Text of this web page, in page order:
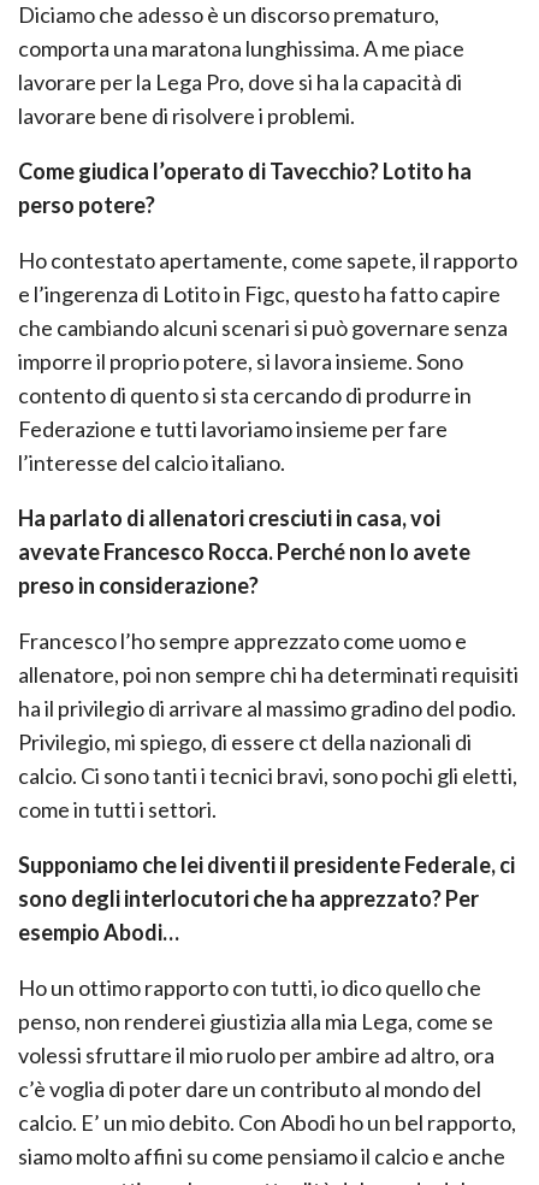
Diciamo che adesso è un discorso prematuro,
comporta una maratona lunghissima. A me piace
lavorare per la Lega Pro, dove si ha la capacità di
lavorare bene di risolvere i problemi.
Come giudica l’operato di Tavecchio? Lotito ha
perso potere?
Ho contestato apertamente, come sapete, il rapporto
e l’ingerenza di Lotito in Figc, questo ha fatto capire
che cambiando alcuni scenari si può governare senza
imporre il proprio potere, si lavora insieme. Sono
contento di quento si sta cercando di produrre in
Federazione e tutti lavoriamo insieme per fare
l’interesse del calcio italiano.
Ha parlato di allenatori cresciuti in casa, voi
avevate Francesco Rocca. Perché non lo avete
preso in considerazione?
Francesco l’ho sempre apprezzato come uomo e
allenatore, poi non sempre chi ha determinati requisiti
ha il privilegio di arrivare al massimo gradino del podio.
Privilegio, mi spiego, di essere ct della nazionali di
calcio. Ci sono tanti i tecnici bravi, sono pochi gli eletti,
come in tutti i settori.
Supponiamo che lei diventi il presidente Federale, ci
sono degli interlocutori che ha apprezzato? Per
esempio Abodi…
Ho un ottimo rapporto con tutti, io dico quello che
penso, non renderei giustizia alla mia Lega, come se
volessi sfruttare il mio ruolo per ambire ad altro, ora
c’è voglia di poter dare un contributo al mondo del
calcio. E’ un mio debito. Con Abodi ho un bel rapporto,
siamo molto affini su come pensiamo il calcio e anche